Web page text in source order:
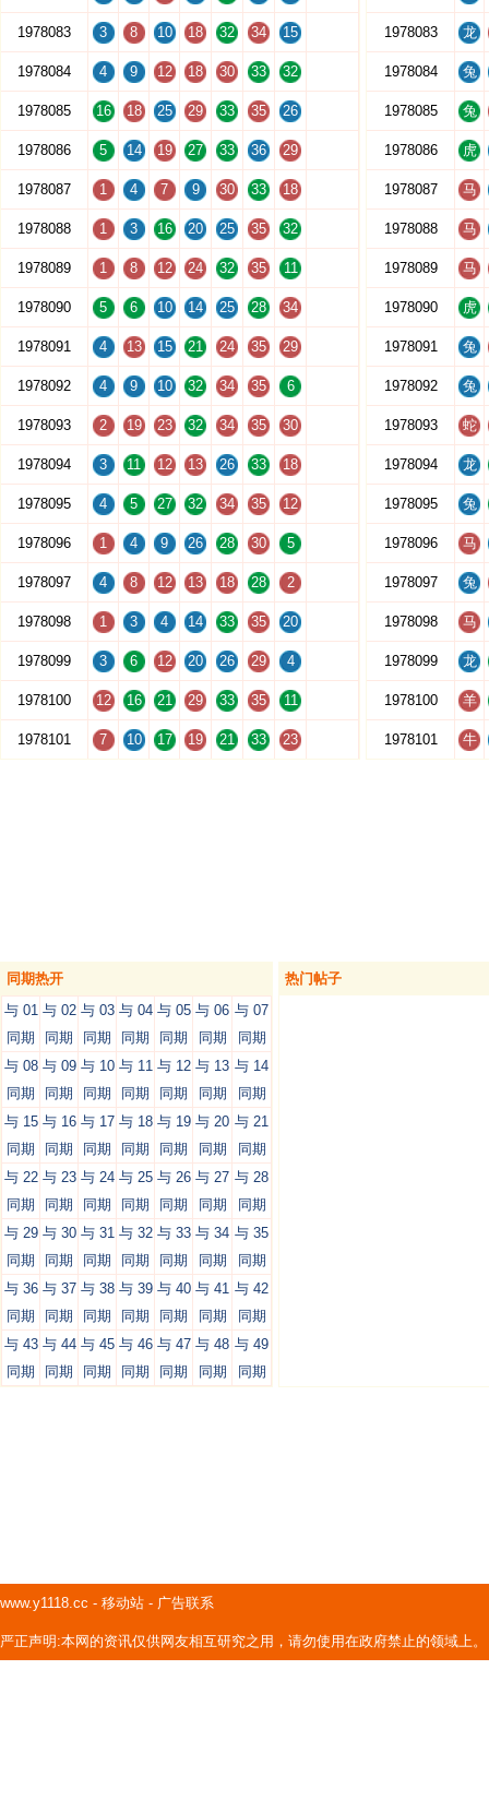
1978083 3 8 10 18 32 34 15
1978084 4 9 12 18 30 33 32
1978085 16 18 25 29 33 35 26
1978086 5 14 19 27 33 36 29
1978087 1 4 7 9 30 33 18
1978088 1 3 16 20 25 35 32
1978089 1 8 12 24 32 35 11
1978090 5 6 10 14 25 28 34
1978091 4 13 15 21 24 35 29
1978092 4 9 10 32 34 35 6
1978093 2 19 23 32 34 35 30
1978094 3 11 12 13 26 33 18
1978095 4 5 27 32 34 35 12
1978096 1 4 9 26 28 30 5
1978097 4 8 12 13 18 28 2
1978098 1 3 4 14 33 35 20
1978099 3 6 12 20 26 29 4
1978100 12 16 21 29 33 35 11
1978101 7 10 17 19 21 33 23
1978083 龙
1978084 兔
1978085 兔
1978086 虎
1978087 马
1978088 马
1978089 马
1978090 虎
1978091 兔
1978092 兔
1978093 蛇
1978094 龙
1978095 兔
1978096 马
1978097 兔
1978098 马
1978099 龙
1978100 羊
1978101 牛
同期热开
与 01
同期
与 02
同期
与 03
同期
与 04
同期
与 05
同期
与 06
同期
与 07
同期
与 08
同期
与 09
同期
与 10
同期
与 11
同期
与 12
同期
与 13
同期
与 14
同期
与 15
同期
与 16
同期
与 17
同期
与 18
同期
与 19
同期
与 20
同期
与 21
同期
与 22
同期
与 23
同期
与 24
同期
与 25
同期
与 26
同期
与 27
同期
与 28
同期
与 29
同期
与 30
同期
与 31
同期
与 32
同期
与 33
同期
与 34
同期
与 35
同期
与 36
同期
与 37
同期
与 38
同期
与 39
同期
与 40
同期
与 41
同期
与 42
同期
与 43
同期
与 44
同期
与 45
同期
与 46
同期
与 47
同期
与 48
同期
与 49
同期
热门帖子
www.y1118.cc - 移动站 - 广告联系
严正声明:本网的资讯仅供网友相互研究之用，请勿使用在政府禁止的领域上。